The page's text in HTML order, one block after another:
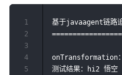
基于javaagent链路
测试结果：hi2 悟空
1
2
3
4
5